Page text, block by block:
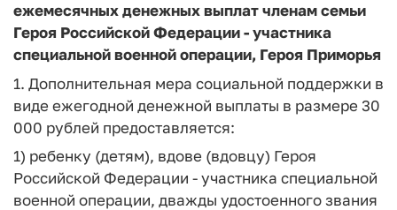
ежемесячных денежных выплат членам семьи
Героя Российской Федерации - участника
специальной военной операции, Героя Приморья
1. Дополнительная мера социальной поддержки в
виде ежегодной денежной выплаты в размере 30
000 рублей предоставляется:
1) ребенку (детям), вдове (вдовцу) Героя
Российской Федерации - участника специальной
военной операции, дважды удостоенного звания